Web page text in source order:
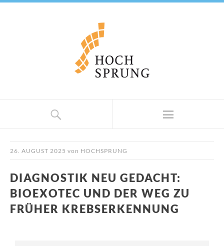
26. AUGUST 2025 von HOCHSPRUNG
DIAGNOSTIK NEU GEDACHT:
BIOEXOTEC UND DER WEG ZU
FRÜHER KREBS­ERKENNUNG